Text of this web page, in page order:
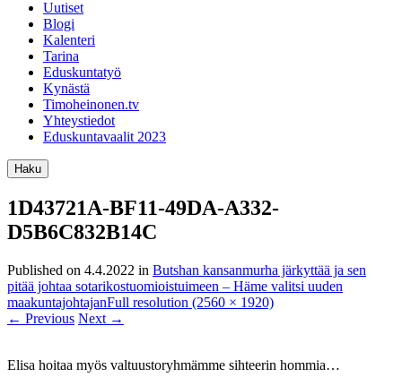
Uutiset
Blogi
Kalenteri
Tarina
Eduskuntatyö
Kynästä
Timoheinonen.tv
Yhteystiedot
Eduskuntavaalit 2023
Haku
1D43721A-BF11-49DA-A332-
D5B6C832B14C
Published on 4.4.2022 in Butshan kansanmurha järkyttää ja sen
pitää johtaa sotarikostuomioistuimeen – Häme valitsi uuden
maakuntajohtajanFull resolution (2560 × 1920)
← Previous Next →
Elisa hoitaa myös valtuustoryhmämme sihteerin hommia…